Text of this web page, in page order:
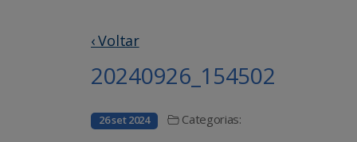
‹ Voltar
20240926_154502
26 set 2024 Categorias: